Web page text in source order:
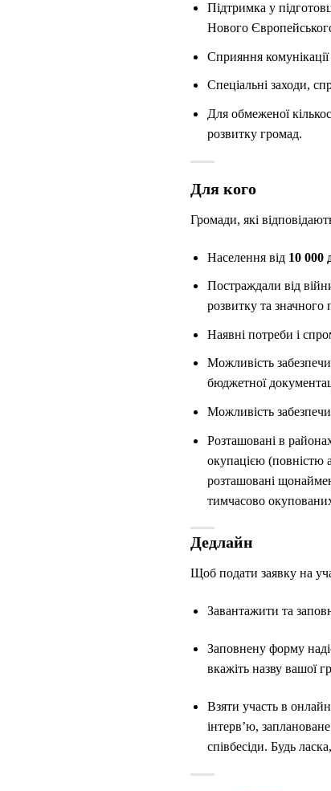
Підтримка у
Нового
Сприяння
Спеціальні заходи,
Для обмеженої
розвитку громад.
Для кого
Громади, які
Населення від 10 000
Постраждали від
розвитку та
Наявні потреби і
Можливість
бюджетної
Можливість
Розташовані в
окупацією (повністю
розташовані
тимчасово окупованих
Дедлайн
Щоб подати заявку на
Завантажити та
Заповнену форму
вкажіть назву вашої
Взяти участь в
інтерв’ю,
співбесіди. Будь